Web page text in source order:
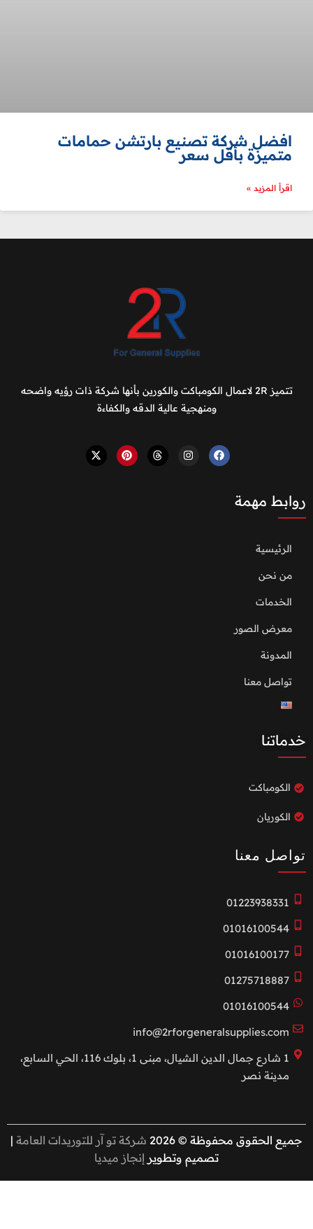
افضل شركة تصنيع بارتشن حمامات
متميزة بأقل سعر
اقرأ المزيد »
تتميز 2R لاعمال الكومباكت والكورين بأنها شركة ذات رؤيه واضحه
ومنهجية عالية الدقه والكفاءة
روابط مهمة
الرئيسية
من نحن
الخدمات
معرض الصور
المدونة
تواصل معنا
خدماتنا
الكومباكت
الكوريان
تواصل معنا
01223938331
01016100544
01016100177
01275718887
01016100544
info@2rforgeneralsupplies.com
1 شارع جمال الدين الشيال، مبنى 1، بلوك 116، الحي السابع،
مدينة نصر
جميع الحقوق محفوظة © 2026 شركة تو آر للتوريدات العامة|
تصميم وتطويرإنجاز ميديا